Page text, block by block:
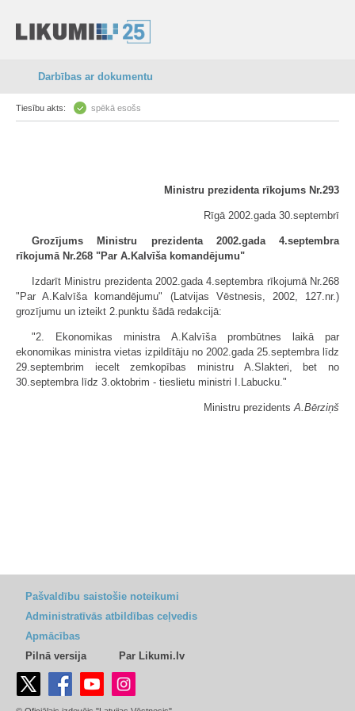
Darbības ar dokumentu
Tiesību akts: spēkā esošs
Ministru prezidenta rīkojums Nr.293
Rīgā 2002.gada 30.septembrī
Grozījums Ministru prezidenta 2002.gada 4.septembra
rīkojumā Nr.268 "Par A.Kalvīša komandējumu"
Izdarīt Ministru prezidenta 2002.gada 4.septembra rīkojumā Nr.268
"Par A.Kalvīša komandējumu" (Latvijas Vēstnesis, 2002, 127.nr.)
grozījumu un izteikt 2.punktu šādā redakcijā:
"2. Ekonomikas ministra A.Kalvīša prombūtnes laikā par
ekonomikas ministra vietas izpildītāju no 2002.gada 25.septembra līdz
29.septembrim iecelt zemkopības ministru A.Slakteri, bet no
30.septembra līdz 3.oktobrim - tieslietu ministri I.Labucku."
Ministru prezidentsA.Bērziņš
Pašvaldību saistošie noteikumi
Administratīvās atbildības ceļvedis
Apmācības
Pilnā versija
Par Likumi.lv